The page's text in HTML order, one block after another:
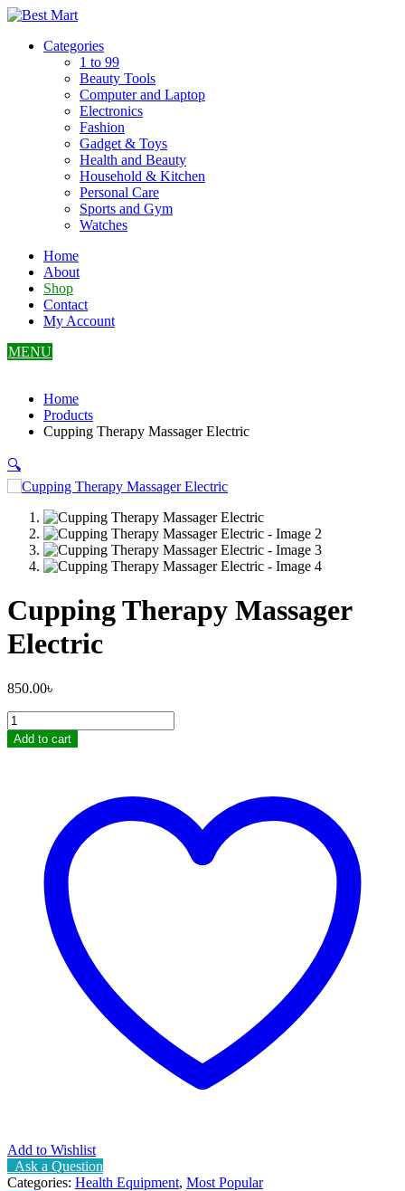
Skip
contentCategories
1 to 99
Beauty Tools
Computer and Laptop
Electronics
Fashion
Gadget & Toys
Health and Beauty
Household & Kitchen
Personal Care
Sports and Gym
Watches
Home
About
Shop
Contact
My Account
MENU
Home
Products
Cupping Therapy Massager Electric
🔍
Cupping Therapy Massager
Electric
850.00৳
Cupping
Therapy
Massager
Add to cart
Add to Wishlist
Ask a Question
Categories: Health Equipment, Most Popular